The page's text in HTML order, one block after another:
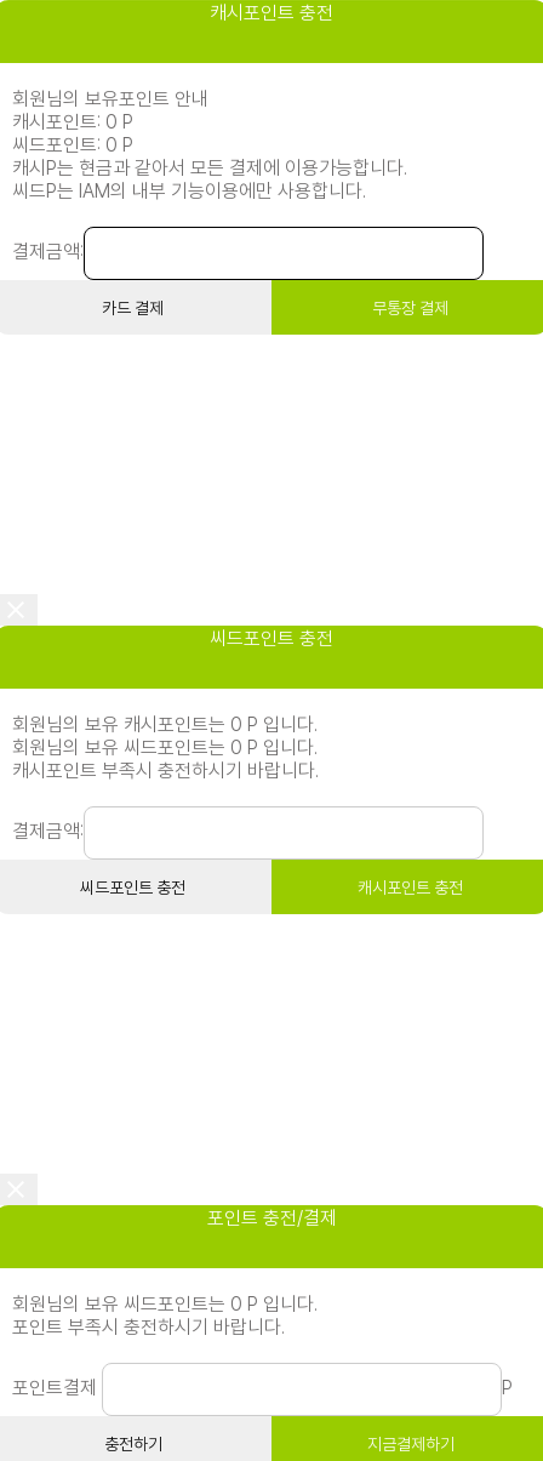
캐시포인트 충전
회원님의 보유포인트 안내
캐시포인트: 0 P
씨드포인트: 0 P
캐시P는 현금과 같아서 모든 결제에 이용가능합니다.
씨드P는 IAM의 내부 기능이용에만 사용합니다.
결제금액:
카드 결제 무통장 결제
씨드포인트 충전
회원님의 보유 캐시포인트는 0 P 입니다.
회원님의 보유 씨드포인트는 0 P 입니다.
캐시포인트 부족시 충전하시기 바랍니다.
결제금액:
씨드포인트 충전 캐시포인트 충전
포인트 충전/결제
회원님의 보유 씨드포인트는 0 P 입니다.
포인트 부족시 충전하시기 바랍니다.
포인트결제 P
충전하기 지금결제하기